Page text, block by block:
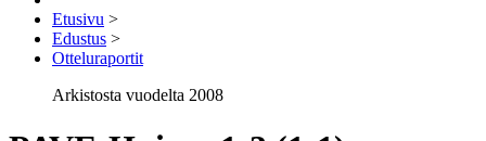
Etusivu >
Edustus >
Otteluraportit
Arkistosta vuodelta 2008